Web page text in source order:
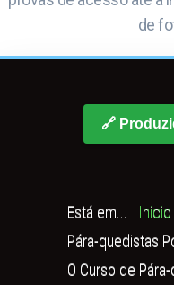
de
🔗
Está em...
Inicio
Pára-quedistas
O Curso de